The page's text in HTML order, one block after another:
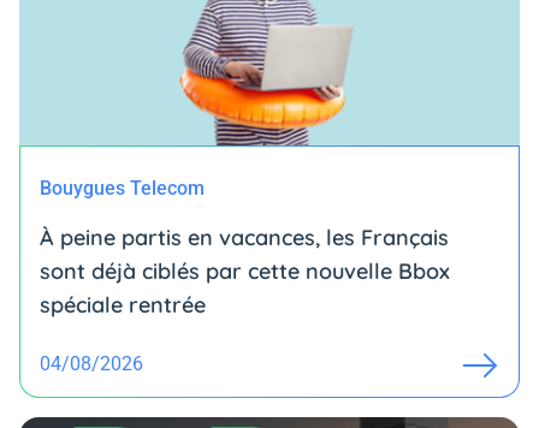
Bouygues Telecom
À peine partis en vacances, les Français
sont déjà ciblés par cette nouvelle Bbox
spéciale rentrée
04/08/2026